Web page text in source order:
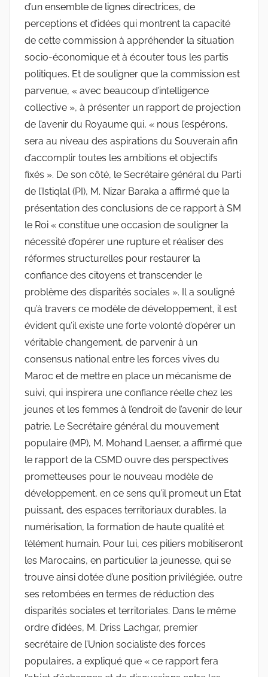
d’un ensemble de lignes directrices, de
perceptions et d’idées qui montrent la capacité
de cette commission à appréhender la situation
socio-économique et à écouter tous les partis
politiques. Et de souligner que la commission est
parvenue, « avec beaucoup d’intelligence
collective », à présenter un rapport de projection
de l’avenir du Royaume qui, « nous l’espérons,
sera au niveau des aspirations du Souverain afin
d’accomplir toutes les ambitions et objectifs
fixés ». De son côté, le Secrétaire général du Parti
de l’Istiqlal (PI), M. Nizar Baraka a affirmé que la
présentation des conclusions de ce rapport à SM
le Roi « constitue une occasion de souligner la
nécessité d’opérer une rupture et réaliser des
réformes structurelles pour restaurer la
confiance des citoyens et transcender le
problème des disparités sociales ». Il a souligné
qu’à travers ce modèle de développement, il est
évident qu’il existe une forte volonté d’opérer un
véritable changement, de parvenir à un
consensus national entre les forces vives du
Maroc et de mettre en place un mécanisme de
suivi, qui inspirera une confiance réelle chez les
jeunes et les femmes à l’endroit de l’avenir de leur
patrie. Le Secrétaire général du mouvement
populaire (MP), M. Mohand Laenser, a affirmé que
le rapport de la CSMD ouvre des perspectives
prometteuses pour le nouveau modèle de
développement, en ce sens qu’il promeut un Etat
puissant, des espaces territoriaux durables, la
numérisation, la formation de haute qualité et
l’élément humain. Pour lui, ces piliers mobiliseront
les Marocains, en particulier la jeunesse, qui se
trouve ainsi dotée d’une position privilégiée, outre
ses retombées en termes de réduction des
disparités sociales et territoriales. Dans le même
ordre d’idées, M. Driss Lachgar, premier
secrétaire de l’Union socialiste des forces
populaires, a expliqué que « ce rapport fera